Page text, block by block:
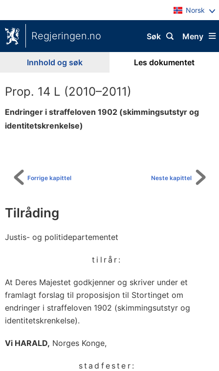
Norsk
Regjeringen.no Meny
Søk
Innhold og søk Les dokumentet
Prop. 14 L (2010–2011)
Endringer i straffeloven 1902 (skimmingsutstyr og
identitetskrenkelse)
Neste kapittel
Forrige kapittel
Tilråding
Justis- og politidepartementet
tilrår:
At Deres Majestet godkjenner og skriver under et
framlagt forslag til proposisjon til Stortinget om
endringer i straffeloven 1902 (skimmingsutstyr og
identitetskrenkelse).
Vi HARALD, Norges Konge,
stadfester: